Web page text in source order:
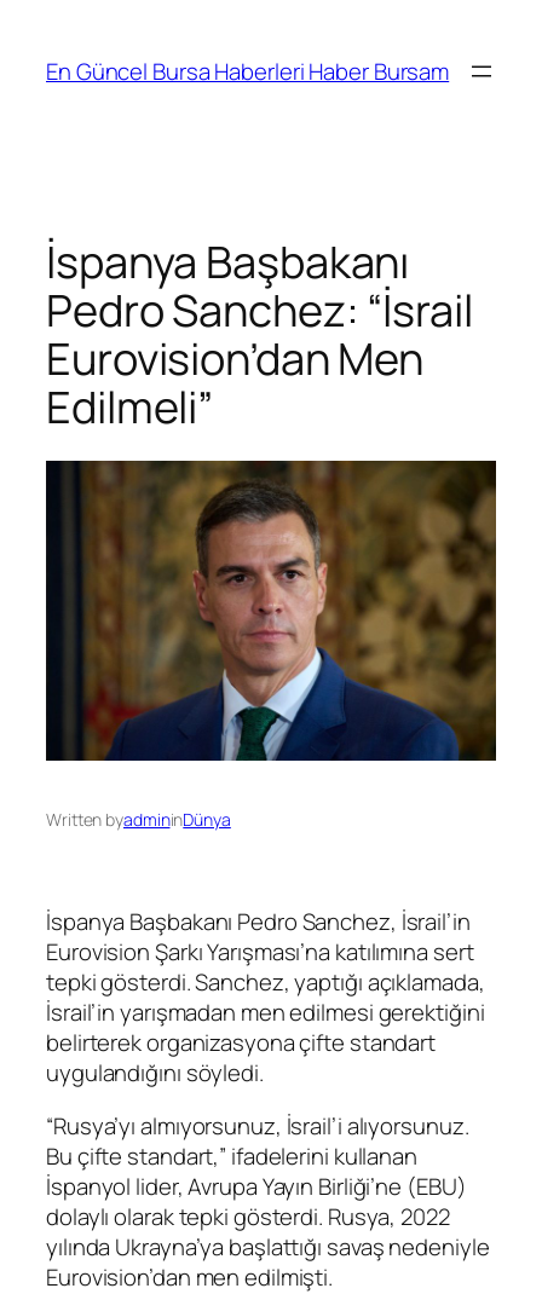
En Güncel Bursa Haberleri Haber Bursam
İspanya Başbakanı
Pedro Sanchez: “İsrail
Eurovision’dan Men
Edilmeli”
Written byadmininDünya
İspanya Başbakanı Pedro Sanchez, İsrail’in
Eurovision Şarkı Yarışması’na katılımına sert
tepki gösterdi. Sanchez, yaptığı açıklamada,
İsrail’in yarışmadan men edilmesi gerektiğini
belirterek organizasyona çifte standart
uygulandığını söyledi.
“Rusya’yı almıyorsunuz, İsrail’i alıyorsunuz.
Bu çifte standart,” ifadelerini kullanan
İspanyol lider, Avrupa Yayın Birliği’ne (EBU)
dolaylı olarak tepki gösterdi. Rusya, 2022
yılında Ukrayna’ya başlattığı savaş nedeniyle
Eurovision’dan men edilmişti.